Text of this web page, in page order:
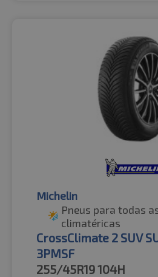
Michelin
Pneus para todas
climatéricas
CrossClimate 2 SUV
3PMSF
255/45R19104H